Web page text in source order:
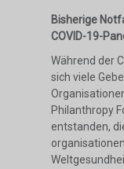
Bisherige
COVID-19-
Während der
sich viele
Philanthropy
entstanden,